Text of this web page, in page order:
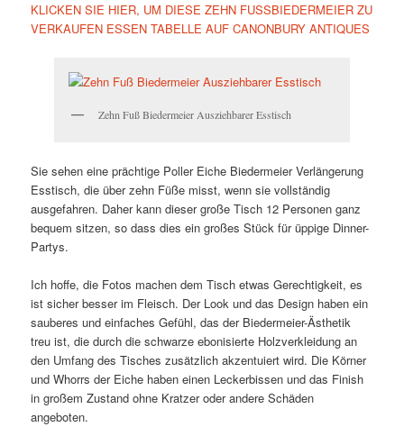
KLICKEN SIE HIER, UM DIESE ZEHN FUSSBIEDERMEIER ZU
VERKAUFEN ESSEN TABELLE AUF CANONBURY ANTIQUES
Zehn Fuß Biedermeier Ausziehbarer Esstisch
Sie sehen eine prächtige Poller Eiche Biedermeier Verlängerung
Esstisch, die über zehn Füße misst, wenn sie vollständig
ausgefahren. Daher kann dieser große Tisch 12 Personen ganz
bequem sitzen, so dass dies ein großes Stück für üppige Dinner-
Partys.
Ich hoffe, die Fotos machen dem Tisch etwas Gerechtigkeit, es
ist sicher besser im Fleisch. Der Look und das Design haben ein
sauberes und einfaches Gefühl, das der Biedermeier-Ästhetik
treu ist, die durch die schwarze ebonisierte Holzverkleidung an
den Umfang des Tisches zusätzlich akzentuiert wird. Die Körner
und Whorrs der Eiche haben einen Leckerbissen und das Finish
in großem Zustand ohne Kratzer oder andere Schäden
angeboten.